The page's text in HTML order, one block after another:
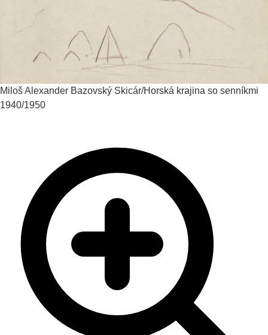
Miloš Alexander Bazovský Skicár/Horská krajina so senníkmi
1940/1950